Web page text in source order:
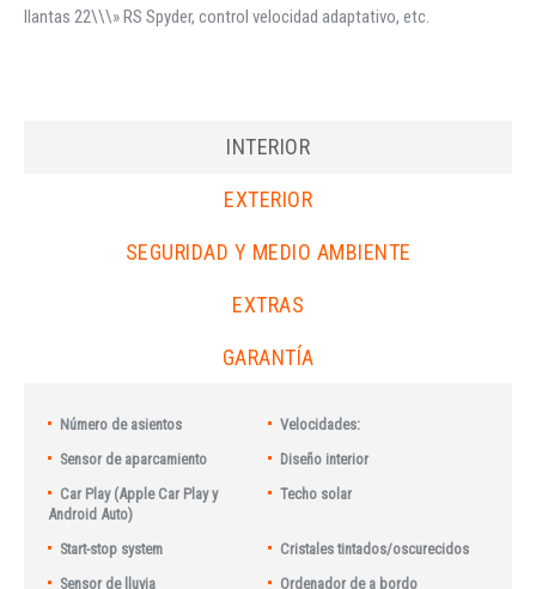
llantas 22\\\» RS Spyder, control velocidad adaptativo, etc.
INTERIOR
EXTERIOR
SEGURIDAD Y MEDIO AMBIENTE
EXTRAS
GARANTÍA
Número de asientos
Velocidades:
Sensor de aparcamiento
Diseño interior
Car Play (Apple Car Play y
Android Auto)
Techo solar
Start-stop system
Cristales tintados/oscurecidos
Sensor de lluvia
Ordenador de a bordo